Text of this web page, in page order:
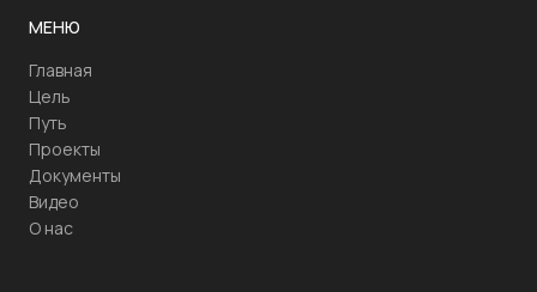
МЕНЮ
Главная
Цель
Путь
Проекты
Документы
Видео
О нас